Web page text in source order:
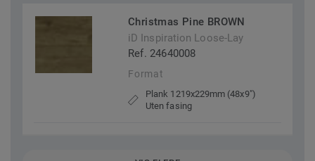
Christmas Pine BROWN
iD Inspiration Loose-Lay
Ref. 24640008
Format
Plank 1219x229mm (48x9")
Uten fasing